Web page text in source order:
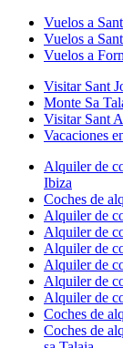
Vuelos a
Vuelos a
Vuelos a
Visitar Sant
Monte Sa
Visitar Sant
Vacaciones
Alquiler de
Ibiza
Coches de
Alquiler de
Alquiler de
Alquiler de
Alquiler de
Alquiler de
Alquiler de
Coches de
Coches de